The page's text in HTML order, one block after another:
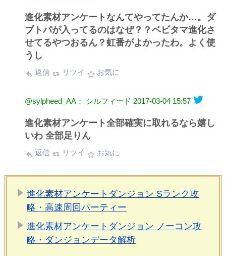
進化素材アンケートなんてやってたんか…。ダ
ブトパが入ってるのはなぜ？？ベビタマ進化さ
せてるやつおるん？虹番がよかったわ。よく使
うし
返信 リツイ お気に
@sylpheed_AA： シルフィード 2017-03-04 15:57
進化素材アンケート全部確実に取れるなら嬉し
いわ 全部足りん
返信 リツイ お気に
進化素材アンケートダンジョン Sランク攻
略・高速周回パーティー
進化素材アンケートダンジョン ノーコン攻
略・ダンジョンデータ解析